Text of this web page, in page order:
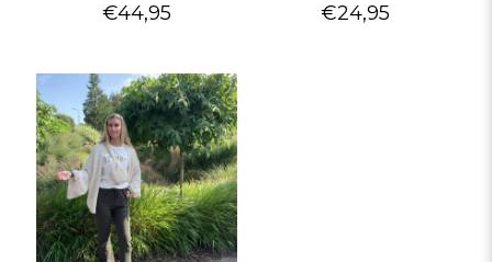
€44,95 €24,95